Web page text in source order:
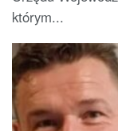
którym...